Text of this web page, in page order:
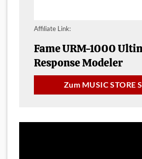
Affiliate Link:
Fame URM-1000
Response Modeler
Zum MUSIC STORE